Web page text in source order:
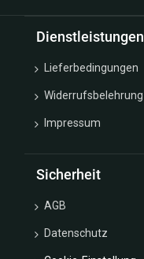
Dienstleistungen
Lieferbedingungen
Widerrufsbelehrung
Impressum
Sicherheit
AGB
Datenschutz